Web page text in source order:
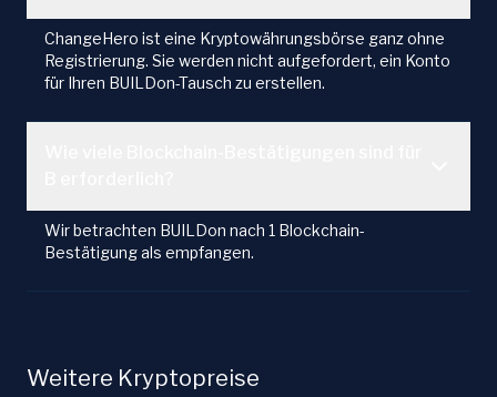
ChangeHero ist eine Kryptowährungsbörse ganz ohne
Registrierung. Sie werden nicht aufgefordert, ein Konto
für Ihren BUILDon-Tausch zu erstellen.
Wir betrachten BUILDon nach 1 Blockchain-
Bestätigung als empfangen.
Weitere Kryptopreise